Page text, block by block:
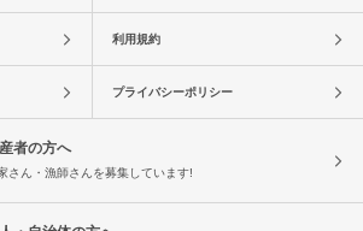
利用規約
プライバシーポリシー
者の方へ
さん・漁師さんを募集しています!